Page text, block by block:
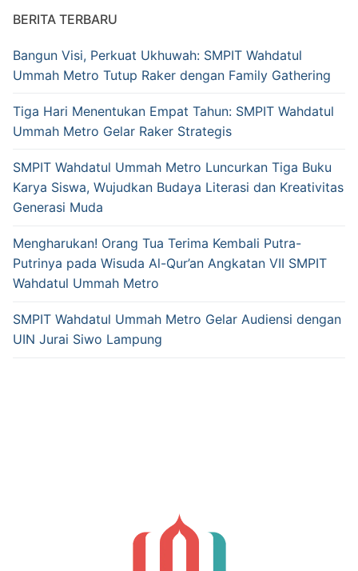
BERITA TERBARU
Bangun Visi, Perkuat Ukhuwah: SMPIT Wahdatul
Ummah Metro Tutup Raker dengan Family Gathering
Tiga Hari Menentukan Empat Tahun: SMPIT Wahdatul
Ummah Metro Gelar Raker Strategis
SMPIT Wahdatul Ummah Metro Luncurkan Tiga Buku
Karya Siswa, Wujudkan Budaya Literasi dan Kreativitas
Generasi Muda
Mengharukan! Orang Tua Terima Kembali Putra-
Putrinya pada Wisuda Al-Qur’an Angkatan VII SMPIT
Wahdatul Ummah Metro
SMPIT Wahdatul Ummah Metro Gelar Audiensi dengan
UIN Jurai Siwo Lampung